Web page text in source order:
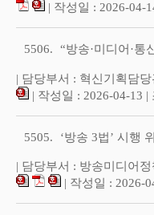
| 작성일 : 2026-04-
5506. “방송·미디어·통
| 담당부서 : 혁신기획담
| 작성일 : 2026-04-13 |
5505. ‘방송 3법’ 시행
| 담당부서 : 방송미디어
| 작성일 : 2026-